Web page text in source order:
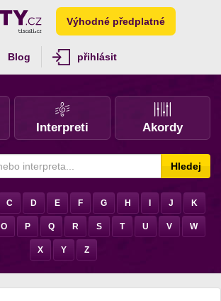
Výhodné předplatné
Blog přihlásit
Interpreti Akordy
Hledej
C D E F G H J K
O P Q R S T U V W
X Y Z